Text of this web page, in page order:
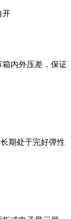
开
内外压差，保证
期处于完好弹性